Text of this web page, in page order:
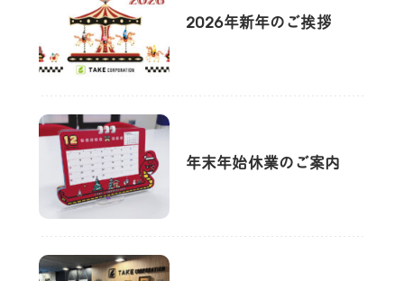
2026年新年のご挨拶
年末年始休業のご案内